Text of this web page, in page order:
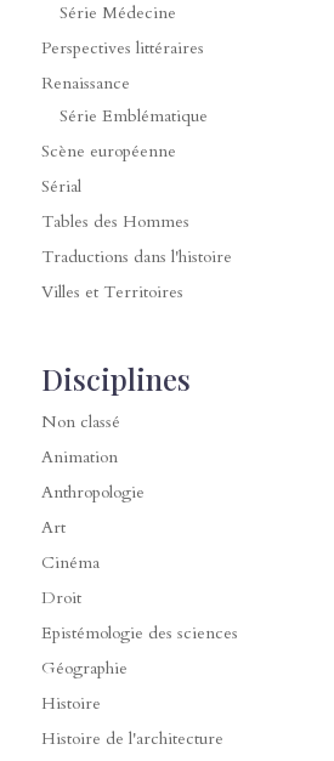
Série Médecine
Perspectives littéraires
Renaissance
Série Emblématique
Scène européenne
Sérial
Tables des Hommes
Traductions dans l'histoire
Villes et Territoires
Disciplines
Non classé
Animation
Anthropologie
Art
Cinéma
Droit
Epistémologie des sciences
Géographie
Histoire
Histoire de l'architecture